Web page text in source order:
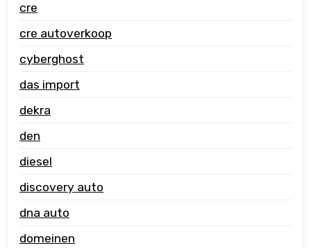
cre
cre autoverkoop
cyberghost
das import
dekra
den
diesel
discovery auto
dna auto
domeinen